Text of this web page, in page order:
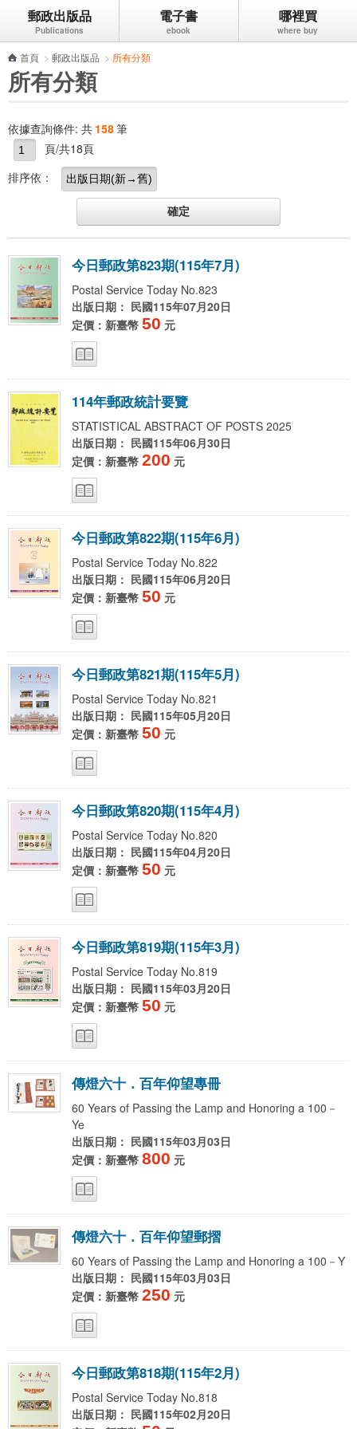
跳到主要內容區塊
郵政出版品 電子書 哪裡買
首頁 > 郵政出版品 > 所有分類
所有分類
依據查詢條件: 共 158筆
頁/共18頁
排序依：
今日郵政第823期(115年7月)
Postal Service Today No.823
出版日期： 民國115年07月20日
定價：新臺幣 50 元
114年郵政統計要覽
STATISTICAL ABSTRACT OF POSTS 2025
出版日期： 民國115年06月30日
定價：新臺幣 200 元
今日郵政第822期(115年6月)
Postal Service Today No.822
出版日期： 民國115年06月20日
定價：新臺幣 50 元
今日郵政第821期(115年5月)
Postal Service Today No.821
出版日期： 民國115年05月20日
定價：新臺幣 50 元
今日郵政第820期(115年4月)
Postal Service Today No.820
出版日期： 民國115年04月20日
定價：新臺幣 50 元
今日郵政第819期(115年3月)
Postal Service Today No.819
出版日期： 民國115年03月20日
定價：新臺幣 50 元
傳燈六十 ． 百年仰望專冊
60 Years of Passing the Lamp and Honoring a 100－
Ye
出版日期： 民國115年03月03日
定價：新臺幣 800 元
傳燈六十 ． 百年仰望郵摺
60 Years of Passing the Lamp and Honoring a 100－Y
出版日期： 民國115年03月03日
定價：新臺幣 250 元
今日郵政第818期(115年2月)
Postal Service Today No.818
出版日期： 民國115年02月20日